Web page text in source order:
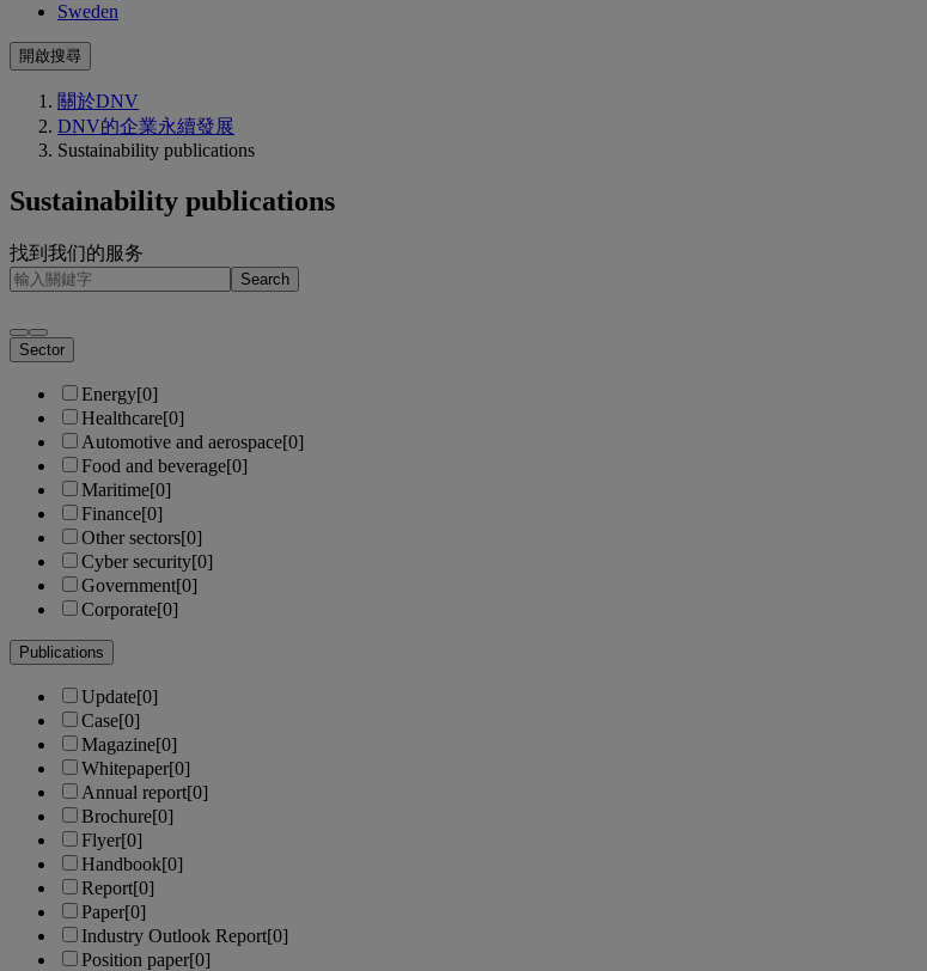
Sweden
開啟搜尋
關於DNV
DNV的企業永續發展
Sustainability publications
Sustainability publications
找到我们的服务
Search
Sector
Energy[0]
Healthcare[0]
Automotive and aerospace[0]
Food and beverage[0]
Maritime[0]
Finance[0]
Other sectors[0]
Cyber security[0]
Government[0]
Corporate[0]
Publications
Update[0]
Case[0]
Magazine[0]
Whitepaper[0]
Annual report[0]
Brochure[0]
Flyer[0]
Handbook[0]
Report[0]
Paper[0]
Industry Outlook Report[0]
Position paper[0]